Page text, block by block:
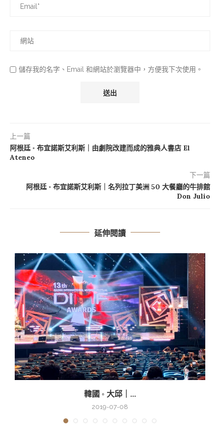
儲存我的名字、Email 和網站於瀏覽器中，方便我下次使用。
上一篇
阿根廷 ◦ 布宜諾斯艾利斯｜由劇院改建而成的雅典人書店 El
Ateneo
下一篇
阿根廷 ◦ 布宜諾斯艾利斯｜名列拉丁美洲 50 大餐廳的牛排館
Don Julio
延伸閱讀
韓國 ◦ 大邱｜...
2019-07-08